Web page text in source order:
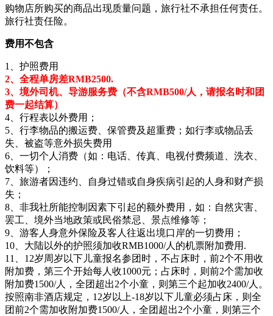
购物店所购买的商品出现质量问题，旅行社不承担任何责任。
旅行社责任险。
费用不包含
1、护照费用
2、全程单房差RMB2500.
3、境外司机、导游服务费（不含RMB500/人，请报名时和团
费一起结算）
4、行程表以外费用；
5、行李物品的搬运费、保管费及超重费；如行李或物品丢
失、被盗等意外损失费用
6、一切个人消费（如：电话、传真、电视付费频道、洗衣、
饮料等）；
7、旅游者因违约、自身过错或自身疾病引起的人身和财产损
失；
8、非我社所能控制因素下引起的额外费用，如：自然灾害、
罢工、境外当地政策或民俗禁忌、景点维修等；
9、游客人身意外保险及客人往返出境口岸的一切费用；
10、大陆以外的护照须加收RMB1000/人的机票附加费用.
11、12岁周岁以下儿童报名参团时，不占床时，前2个不用收
附加费，第三个开始每人收1000元；占床时，则前2个需加收
附加费1500/人，全团超出2个小童，则第三个起加收2400/人。
按照南非酒店规定，12岁以上-18岁以下儿童必须占床，则全
团前2个需加收附加费1500/人，全团超出2个小童，则第三个